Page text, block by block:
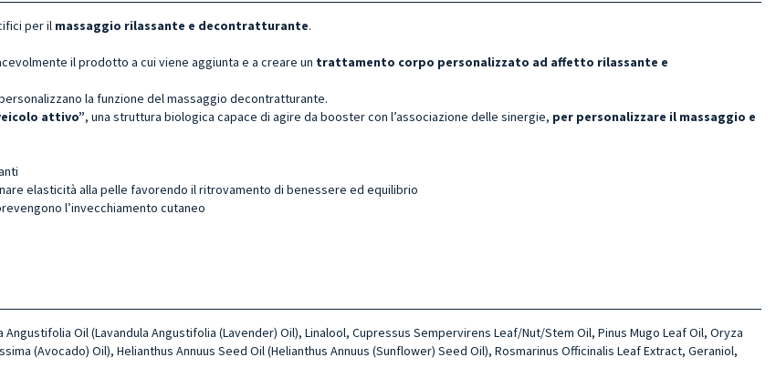
per il massaggio rilassante e decontratturante.
il prodotto a cui viene aggiunta e a creare un trattamento corpo personalizzato ad affetto rilassante e
la funzione del massaggio decontratturante.
attivo”, una struttura biologica capace di agire da booster con l’associazione delle sinergie, per personalizzare il massaggio e
elasticità alla pelle favorendo il ritrovamento di benessere ed equilibrio
l’invecchiamento cutaneo
Oil (Lavandula Angustifolia (Lavender) Oil), Linalool, Cupressus Sempervirens Leaf/Nut/Stem Oil, Pinus Mugo Leaf Oil, Oryza
(Avocado) Oil), Helianthus Annuus Seed Oil (Helianthus Annuus (Sunflower) Seed Oil), Rosmarinus Officinalis Leaf Extract, Geraniol,